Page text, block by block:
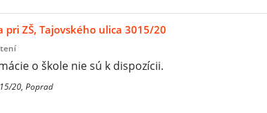
pri ZŠ, Tajovského ulica 3015/20
o škole nie sú k dispozícii.
20, Poprad